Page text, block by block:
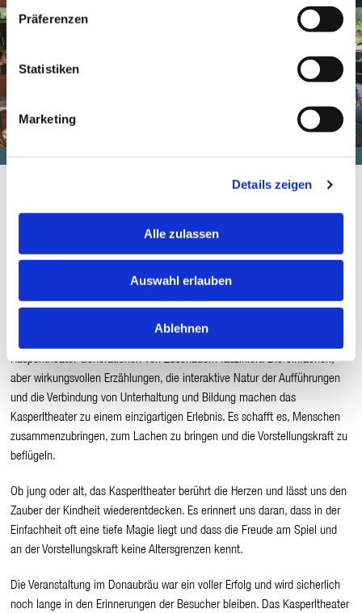
Präferenzen
Statistiken
Marketing
Details zeigen
Alle zulassen
Auswahl erlauben
Ablehnen
auch ein kulturelles Erbe. Es hat seine Wurzeln in der europäischen
österreichischen und deutschen Kultur geworden. Das Kasperltheater hat
sich im Laufe der Jahrhunderte angepasst und begeistert auch heute
noch mit seiner zeitlosen Magie.
Kasperltheater Generationen von Zuschauern fasziniert. Die einfachen,
aber wirkungsvollen Erzählungen, die interaktive Natur der Aufführungen
und die Verbindung von Unterhaltung und Bildung machen das
Kasperltheater zu einem einzigartigen Erlebnis. Es schafft es, Menschen
zusammenzubringen, zum Lachen zu bringen und die Vorstellungskraft zu
beflügeln.
Ob jung oder alt, das Kasperltheater berührt die Herzen und lässt uns den
Zauber der Kindheit wiederentdecken. Es erinnert uns daran, dass in der
Einfachheit oft eine tiefe Magie liegt und dass die Freude am Spiel und
an der Vorstellungskraft keine Altersgrenzen kennt.
Die Veranstaltung im Donaubräu war ein voller Erfolg und wird sicherlich
noch lange in den Erinnerungen der Besucher bleiben. Das Kasperltheater